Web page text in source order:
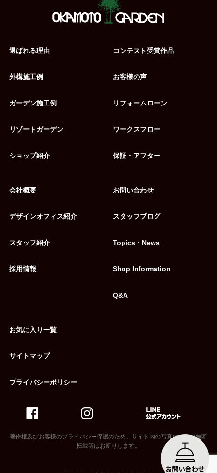
選ばれる理由
外構施工例
ガーデン施工例
リゾートガーデン
ショップ紹介
コンテスト受賞作品
お客様の声
リフォームローン
ワークスフロー
保証・アフター
会社概要
デザインオフィス紹介
スタッフ紹介
採用情報
お問い合わせ
スタッフブログ
Topics・News
Shop Information
Q&A
お気に入り一覧
サイトマップ
プライバシーポリシー
著作権及びお客様のプライバシー保護のため、サイト内の写真や内容の無断
転載等はお断りします。